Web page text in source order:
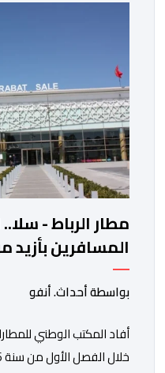
مطار الرباط -
الفصل الأول من 2026
بواسطة أحداث. أنفو
أفاد المكتب الوطني